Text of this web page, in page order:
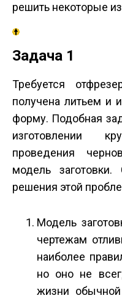
решить некоторые
Задача 1
Требуется
получена литьем и
форму. Подобная
изготовлении
проведения
модель заготовки.
решения этой
Модель
чертежам
наиболее
но оно не
жизни обычной